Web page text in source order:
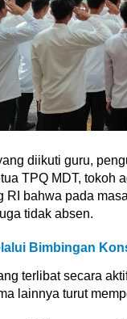
diikuti guru,
TPQ MDT, tokoh
RI bahwa pada
tidak absen.
Bimbingan
terlibat secara
lainnya turut